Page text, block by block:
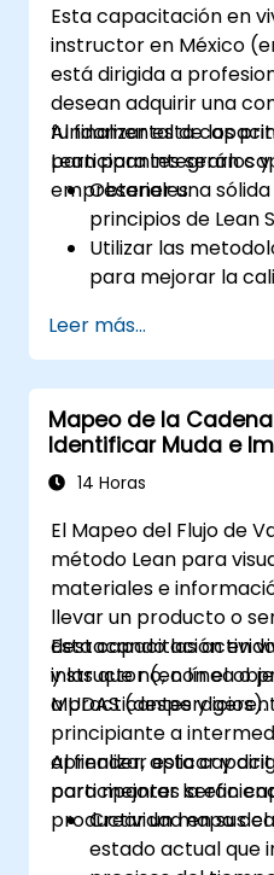
Sigma de manera
Esta capacitación en
instructor en México
está dirigida a
desean adquirir una
fundamental de los
Lean para integrarlos
empresariales.
Al finalizar esta
participantes serán
Obtener una
principios de Lean
Utilizar las
para mejorar la
minimizando la
Integrar las
Sigma para lograr
procesos más
Enseñar
de Lean Six Sigma
de procesos, como
procesos.
Leer más...
Mapeo de la
Identificar Muda e
Procesos
14 Horas
El Mapeo del Flujo de
método Lean para
materiales e
llevar un producto o
destacando las
y las que no, con el
MUDAS (desperdicios).
Esta capacitación en
instructor (en línea o
a practicantes y
principiante a
aprender, aplicar y
para mejorar la
productividad en sus
Al finalizar esta
participantes serán
Crear un mapa
estado actual que